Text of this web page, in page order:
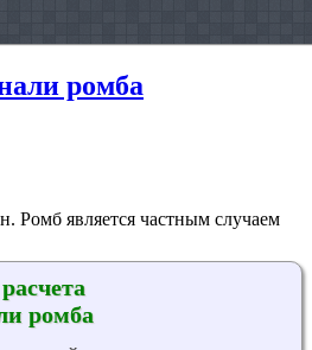
ромба
является частным случаем